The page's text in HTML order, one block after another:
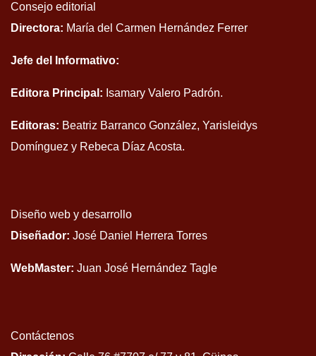
Consejo editorial
Directora: María del Carmen Hernández Ferrer
Jefe del Informativo:
Editora Principal: Isamary Valero Padrón.
Editoras: Beatriz Barranco González, Yarisleidys
Domínguez y Rebeca Díaz Acosta.
Diseño web y desarrollo
Diseñador: José Daniel Herrera Torres
WebMaster: Juan José Hernández Tagle
Contáctenos